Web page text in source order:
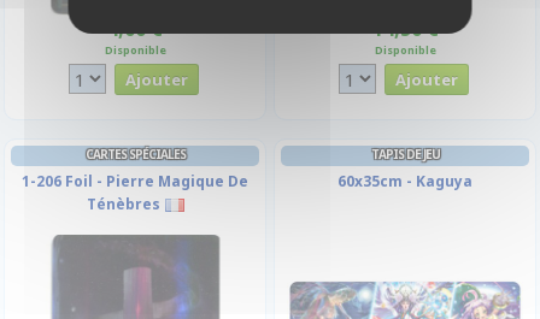
4,00 €
Disponible
14,50 €
Disponible
CARTES SPÉCIALES
1-206 Foil - Pierre Magique De
Ténèbres
TAPIS DE JEU
60x35cm - Kaguya